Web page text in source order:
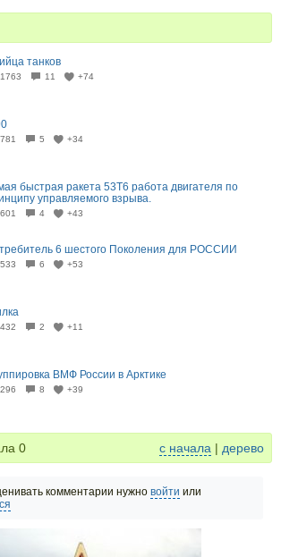
танков
1763 11 +74
781 5 +34
быстрая ракета 53Т6 работа двигателя по
управляемого взрыва.
601 4 +43
6 шестого Поколения для РОССИИ
533 6 +53
432 2 +11
ВМФ России в Арктике
296 8 +39
0 с начала | дерево
комментарии нужно войти или